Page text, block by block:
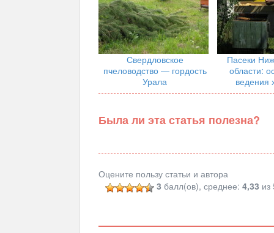
Свердловское
пчеловодство — гордость
Урала
Пасеки
области:
ведения
Была ли эта статья полезна?
Оцените пользу статьи и автора
3 балл(ов), среднее:4,33 из